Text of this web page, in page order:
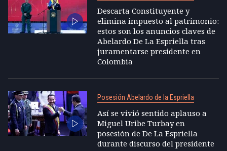
Descarta Constituyente y
elimina impuesto al patrimonio:
estos son los anuncios claves de
Abelardo De La Espriella tras
juramentarse presidente en
Colombia
Posesión Abelardo de la Espriella
Así se vivió sentido aplauso a
Miguel Uribe Turbay en
posesión de De La Espriella
durante discurso del presidente